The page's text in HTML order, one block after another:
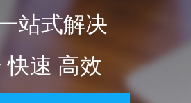
站式解决
快速 高效